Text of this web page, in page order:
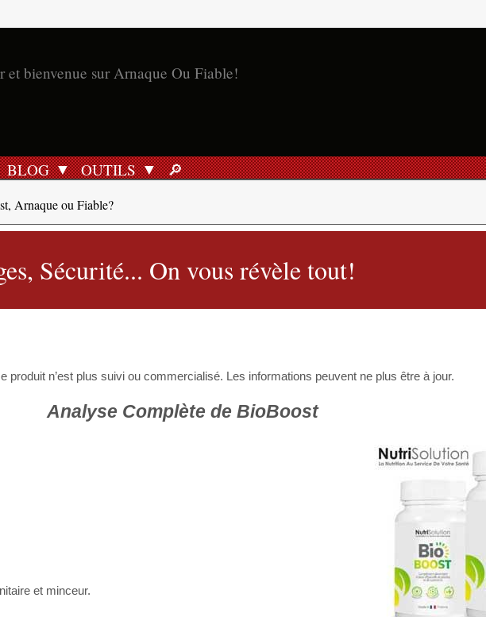
BLOG OUTILS RECHERCHER
🔎︎
Arnaque ou Fiable?
Sécurité... On vous révèle tout!
produit n’est plus suivi ou commercialisé. Les informations peuvent ne plus être à jour.
Analyse Complète de BioBoost
et minceur.